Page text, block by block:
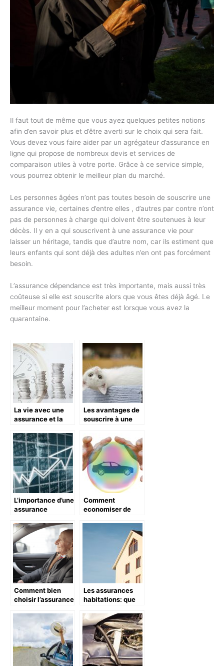
Il faut tout de même que vous ayez quelques petites notions
afin d’en savoir plus et d’être averti sur le choix qui sera fait.
Vous devez vous faire aider par un agrégateur d’assurance en
ligne qui propose de nombreux devis et services de
comparaison utiles à votre porte. Grâce à ce service simple,
vous pourrez obtenir le meilleur plan du marché.
Les personnes âgées n’ont pas toutes besoin de souscrire une
assurance vie, certaines d’entre elles , d’autres par contre n’ont
pas de personnes à charge qui doivent être soutenues à leur
décès. Il y en a qui souscrivent à une assurance vie pour
laisser un héritage, tandis que d’autre nom, car ils estiment que
leurs enfants qui sont déjà des adultes n’en ont pas forcément
besoin.
L’assurance dépendance est très importante, mais aussi très
coûteuse si elle est souscrite alors que vous êtes déjà âgé. Le
meilleur moment pour l’acheter est lorsque vous avez la
quarantaine.
La vie avec une
assurance et la
retraite
Les avantages de
souscrire à une
chat
L’importance d’une
assurance
professionnelle
Comment
economiser de
automobile ?
Comment bien
choisir l’assurance
Les assurances
habitations: que
savoir?